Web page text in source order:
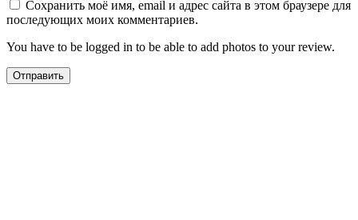
Сохранить моё имя, email и адрес сайта в этом браузере для
последующих моих комментариев.
You have to be logged in to be able to add photos to your review.